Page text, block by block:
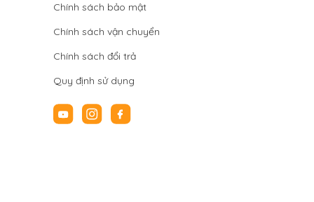
Chính sách bảo mật
Chính sách vận chuyển
Chính sách đổi trả
Quy định sử dụng